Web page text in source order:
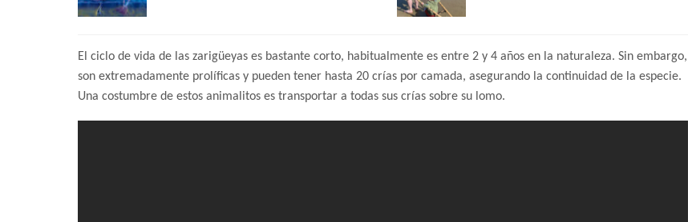
El ciclo de vida de las zarigüeyas es bastante corto, habitualmente es entre 2 y 4 años en la naturaleza. Sin embargo,
son extremadamente prolíficas y pueden tener hasta 20 crías por camada, asegurando la continuidad de la especie.
Una costumbre de estos animalitos es transportar a todas sus crías sobre su lomo.